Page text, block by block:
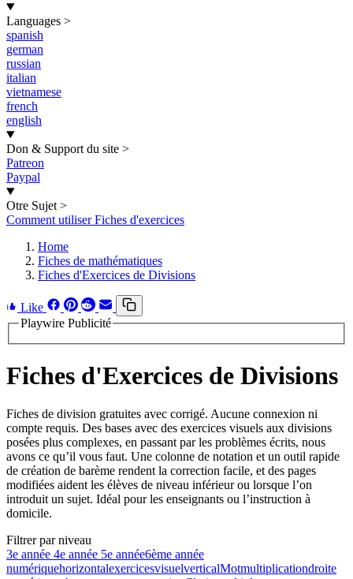
Languages >
spanish
german
russian
italian
vietnamese
french
english
Don & Support du site >
Patreon
Paypal
Otre Sujet >
Comment utiliser Fiches d'exercices
Home
Fiches de mathématiques
Fiches d'Exercices de Divisions
Like
Playwire Publicité
Fiches d'Exercices de Divisions
Fiches de division gratuites avec corrigé. Aucune connexion ni
compte requis. Des bases avec des exercices visuels aux divisions
posées plus complexes, en passant par les problèmes écrits, nous
avons ce qu’il vous faut. Une colonne de notation et un outil rapide
de création de barème rendent la correction facile, et des pages
modifiées aident les élèves de niveau inférieur ou lorsque l’on
introduit un sujet. Idéal pour les enseignants ou l’instruction à
domicile.
Filtrer par niveau
3e année 4e année 5e année6ème année
numériquehorizontalexercicesvisuelverticalMotmultiplicationdroite